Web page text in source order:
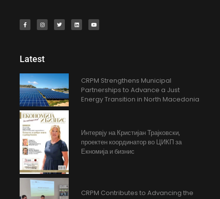
Latest
CRPM Strengthens Municipal
Partnerships to Advance a Just
Energy Transition in North Macedonia
Интервју на Кристијан Трајковски,
проектен координатор во ЦИКП за
Екномија и бизнис
CRPM Contributes to Advancing the